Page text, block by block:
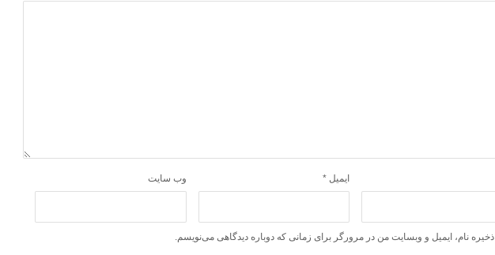
ایمیل * وب‌ سایت
ذخیره نام، ایمیل و وبسایت من در مرورگر برای زمانی که دوباره دیدگاهی می‌نویسم.